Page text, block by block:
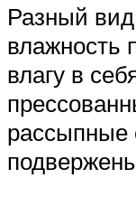
Разный вид
влажность
влагу в
рассыпные